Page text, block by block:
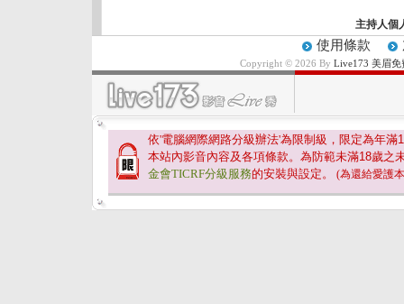
主持人個
使用條款
Copyright © 2026 By Live173 美眉
依'電腦網際網路分級辦法'為限制級，限定為年滿
本站內影音內容及各項條款。為防範未滿18歲之
金會TICRF分級服務的安裝與設定。 (為還給愛護